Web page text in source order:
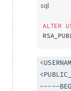
sql
ALTER
-----